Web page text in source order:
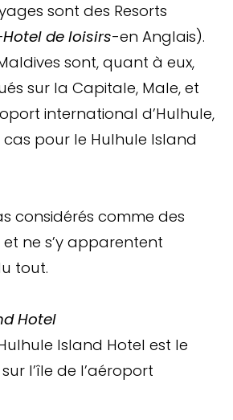
sont des Resorts
Hotel de loisirs-en Anglais).
sont, quant à eux,
sur la Capitale, Male, et
international d’Hulhule,
cas pour le Hulhule Island
considérés comme des
ne s’y apparentent
tout.
Hotel
Island Hotel est le
l’île de l’aéroport